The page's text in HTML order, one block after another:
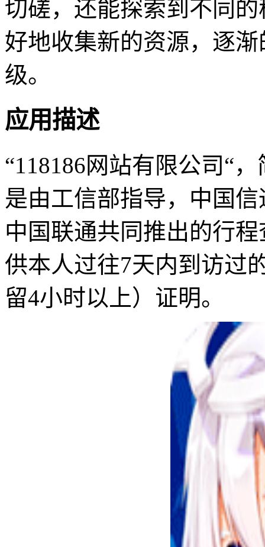
切磋，还能探索到不同
好地收集新的资源，逐
级。
应用描述
“118186网站有限公司“
是由工信部指导，中国
中国联通共同推出的行
供本人过往7天内到访过
留4小时以上）证明。